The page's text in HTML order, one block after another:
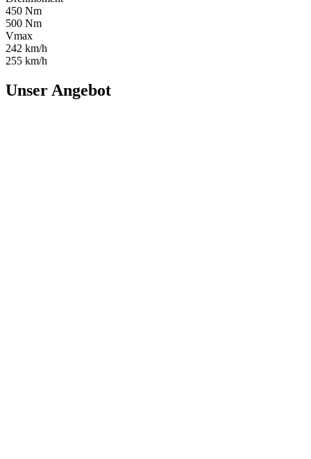
450 Nm
500 Nm
Vmax
242 km/h
255 km/h
Unser Angebot